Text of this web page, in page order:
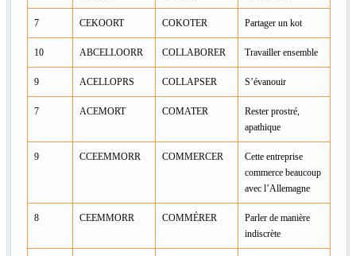
7 CEKOORT COKOTER Partager un kot
10 ABCELLOORR COLLABORER Travailler ensemble
9 ACELLOPRS COLLAPSER S’évanouir
7 ACEMORT COMATER
Rester prostré,
apathique
9 CCEEMMORR COMMERCER
Cette entreprise
commerce beaucoup
avec l’Allemagne
8 CEEMMORR COMMÉRER
Parler de manière
indiscrète